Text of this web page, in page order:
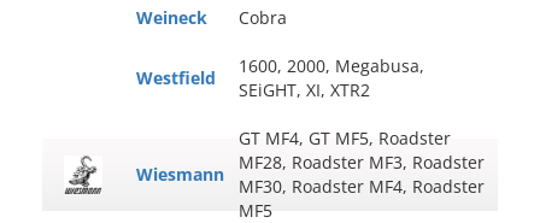
Weineck Cobra
Westfield
1600, 2000, Megabusa,
SEiGHT, XI, XTR2
Wiesmann
GT MF4, GT MF5, Roadster
MF28, Roadster MF3, Roadster
MF30, Roadster MF4, Roadster
MF5